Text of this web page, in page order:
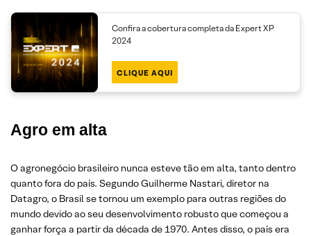
Confira a cobertura completa da Expert XP
2024
CLIQUE AQUI
Agro em alta
O agronegócio brasileiro nunca esteve tão em alta, tanto dentro
quanto fora do país. Segundo Guilherme Nastari, diretor na
Datagro, o Brasil se tornou um exemplo para outras regiões do
mundo devido ao seu desenvolvimento robusto que começou a
ganhar força a partir da década de 1970. Antes disso, o país era